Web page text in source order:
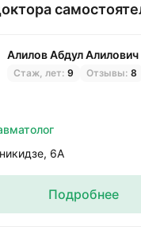
Алилов Абдул Алилович
Стаж, лет: 9 Отзывы: 8
6А
Подробнее